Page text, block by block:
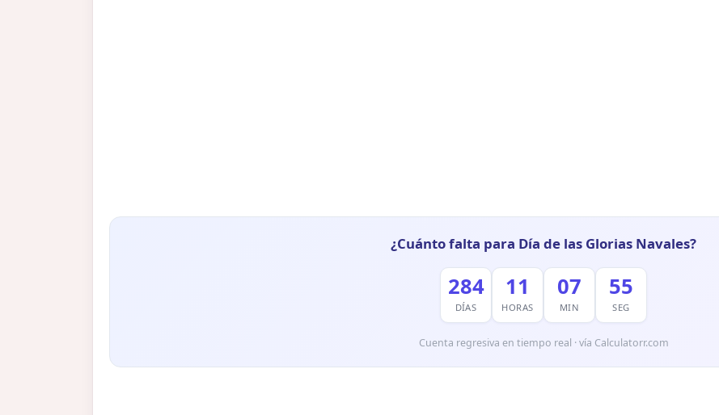
¿Cuánto falta para Día de las Glorias Navales?
284
DÍAS
11
HORAS
07
MIN
54
SEG
Cuenta regresiva en tiempo real · vía Calculatorr.com